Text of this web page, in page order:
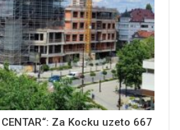
CENTAR“: Za Kocku uzeto 667